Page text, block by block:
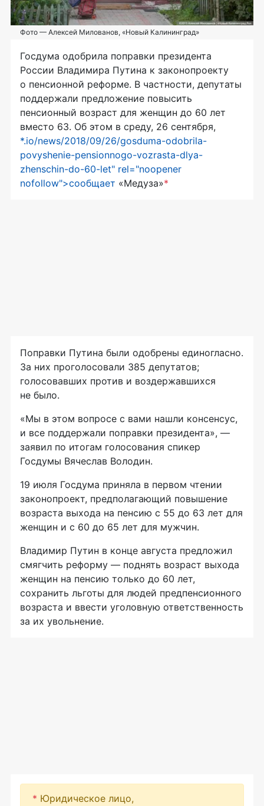
Фото — Алексей Милованов, «Новый Калининград»
Госдума одобрила поправки президента
России Владимира Путина к законопроекту
о пенсионной реформе. В частности, депутаты
поддержали предложение повысить
пенсионный возраст для женщин до 60 лет
вместо 63. Об этом в среду, 26 сентября,
*.io/news/2018/09/26/gosduma-odobrila-
povyshenie-pensionnogo-vozrasta-dlya-
zhenschin-do-60-let" rel="noopener
nofollow">сообщает «Медуза»*
Поправки Путина были одобрены единогласно.
За них проголосовали 385 депутатов;
голосовавших против и воздержавшихся
не было.
«Мы в этом вопросе с вами нашли консенсус,
и все поддержали поправки президента», —
заявил по итогам голосования спикер
Госдумы Вячеслав Володин.
19 июля Госдума приняла в первом чтении
законопроект, предполагающий повышение
возраста выхода на пенсию с 55 до 63 лет для
женщин и с 60 до 65 лет для мужчин.
Владимир Путин в конце августа предложил
смягчить реформу — поднять возраст выхода
женщин на пенсию только до 60 лет,
сохранить льготы для людей предпенсионного
возраста и ввести уголовную ответственность
за их увольнение.
* Юридическое лицо,